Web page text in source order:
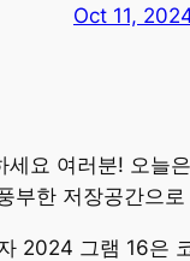
Oct 11,
세요 여러분! 오늘
부한 저장공간으
2024 그램 16은